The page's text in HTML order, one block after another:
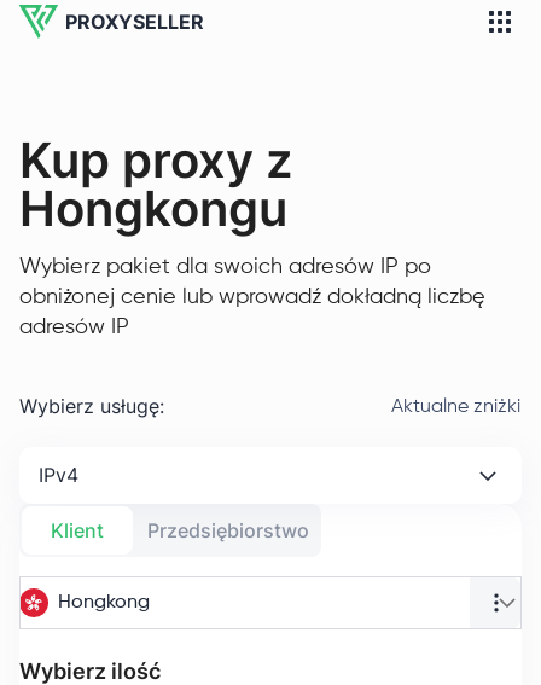
PROXYSELLER
Kup proxy z
Hongkongu
Wybierz pakiet dla swoich adresów IP po
obniżonej cenie lub wprowadź dokładną liczbę
adresów IP
Wybierz usługę: Aktualne zniżki
IPv4
Klient Przedsiębiorstwo
Hongkong
Wybierz ilość